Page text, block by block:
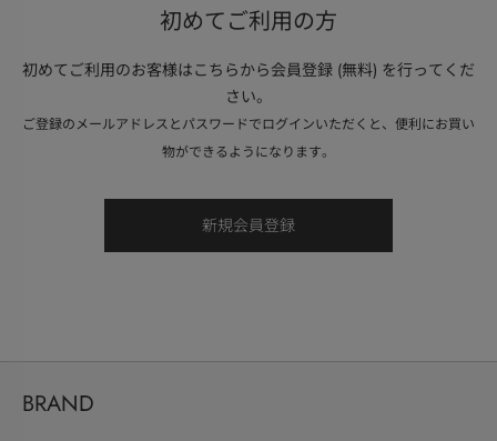
初めてご利用の方
初めてご利用のお客様はこちらから会員登録 (無料) を行ってくだ
さい。
ご登録のメールアドレスとパスワードでログインいただくと、便利にお買い
物ができるようになります。
BRAND